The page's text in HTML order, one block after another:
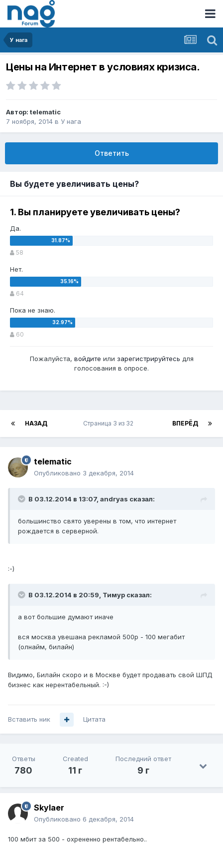
У нага
Цены на Интернет в условиях кризиса.
Автор: telematic
7 ноября, 2014 в У нага
Ответить
Вы будете увеличивать цены?
1. Вы планируете увеличивать цены?
Да.
58
Нет.
64
Пока не знаю.
60
Пожалуйста, войдите или зарегистрируйтесь для
голосования в опросе.
НАЗАД ВПЕРЁД
Страница 3 из 32
telematic
Опубликовано 3 декабря, 2014
В 03.12.2014 в 13:07, andryas сказал:
большинство свято уверены в том, что интернет
рождается в серверной.
:-)
В 03.12.2014 в 20:59, Тимур сказал:
а вот большие думают иначе
вся москва увешана рекламой 500р - 100 мегабит
(олнайм, билайн)
Видимо, Билайн скоро и в Москве будет продавать свой ШПД
бизнес как нерентабельный. :-)
Вставить ник Цитата
Ответы
780
Created
11 г
Последний ответ
9 г
Skylaer
Опубликовано 6 декабря, 2014
100 мбит за 500 - охрененно рентабельно..